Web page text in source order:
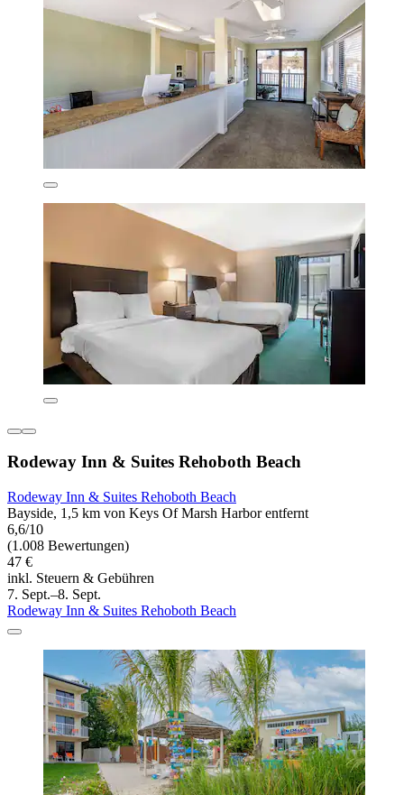
Rodeway Inn & Suites Rehoboth Beach
Rodeway Inn & Suites Rehoboth Beach
Bayside, 1,5 km von Keys Of Marsh Harbor entfernt
6,6/10
(1.008 Bewertungen)
47 €
inkl. Steuern & Gebühren
7. Sept.–8. Sept.
Rodeway Inn & Suites Rehoboth Beach